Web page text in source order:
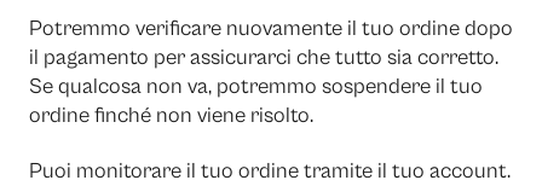
Potremmo verificare nuovamente il tuo ordine dopo
il pagamento per assicurarci che tutto sia corretto.
Se qualcosa non va, potremmo sospendere il tuo
ordine finché non viene risolto.
Puoi monitorare il tuo ordine tramite il tuo account.